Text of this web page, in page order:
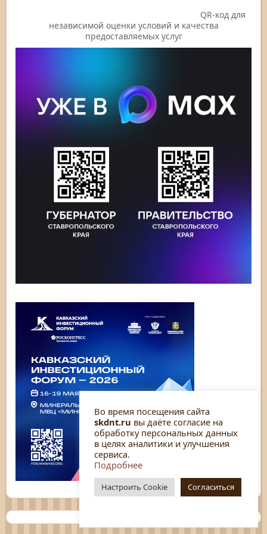
QR-код для
независимой оценки условий и качества
предоставляемых услуг
Во время посещения сайта
skdnt.ru вы даёте согласие на
обработку персональных данных
в целях аналитики и улучшения
сервиса.
Подробнее
Настроить Cookie Согласиться